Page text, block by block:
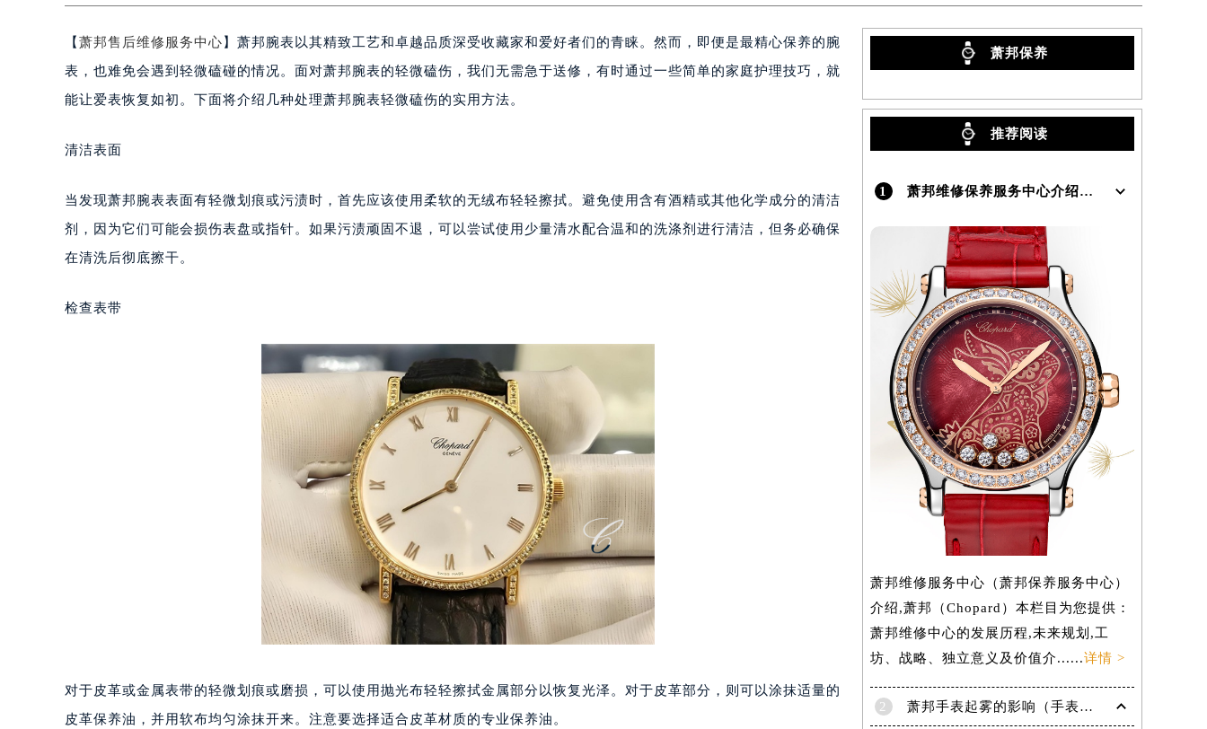
杭州市上城区钱江路1366号华润大厦写字楼A座5层503-5室（需提前预约）
金华市金东区东市南街777号金华万达广场写字楼4号楼22层2209室（需提前预约）
南昌市红谷滩新区红谷中大道998号绿地双子塔（中央广场）A1座办公楼14层07室（需提前预约）
深圳市罗湖区深南东路5001号华润大厦写字楼17层1701室（需提前预约）
惠州市惠城区江北文昌一路7号华贸大厦写字楼1座30层05室（需提前预约）
厦门市思明区湖滨东路95号华润大厦写字楼B座11层1104室（需提前预约）
长沙市芙蓉区定王台街道建湘路393号世茂环球金融中心写字楼（芙蓉广场）10层13室（需提前预约）
郑州市二七区铭功路10号华润大厦写字楼29层2905室（需提前预约）
太原市迎泽区解放路15号亨得利名表服务中心（品牌授权店）3层整层（需提前预约）
沈阳市沈河区中街路137号亨得利名表服务中心（品牌授权店）1层整层（需提前预约）
沈阳市沈河区中街路83号亨得利名表服务中心（品牌授权店）1层整层（需提前预约）
乌鲁木齐市天山区红山路26号时代广场（CCMALL）C座17层17-B（需提前预约）
温州市鹿城区锦绣路1067号置信广场10层1015室（需提前预约）
哈尔滨市道里区友谊西路600号富力中心T2座写字楼29层03室（需提前预约）
大连市中山区人民路15号国际金融大厦7层G室（需提前预约）
佛山市禅城区季华五路57号万科金融中心C座12层1205室（需提前预约）
东莞市东城街道鸿福东路1号民盈国贸中心T1写字楼9层907室（需提前预约）
无锡市梁溪区人民中路139号恒隆广场写字楼1座11层1104室（需提前预约）
苏州市苏州工业园区星港街199号苏州中心办公楼C座22层08室（需提前预约）
武汉市江汉区解放大道686号世界贸易大厦38层09室（需提前预约）
【萧邦售后维修服务中心】萧邦腕表以其精致工艺和卓越品质深受收藏家和爱好者们的青睐。然而，即便是最精心保养的腕
表，也难免会遇到轻微磕碰的情况。面对萧邦腕表的轻微磕伤，我们无需急于送修，有时通过一些简单的家庭护理技巧，就
能让爱表恢复如初。下面将介绍几种处理萧邦腕表轻微磕伤的实用方法。
清洁表面
当发现萧邦腕表表面有轻微划痕或污渍时，首先应该使用柔软的无绒布轻轻擦拭。避免使用含有酒精或其他化学成分的清洁
剂，因为它们可能会损伤表盘或指针。如果污渍顽固不退，可以尝试使用少量清水配合温和的洗涤剂进行清洁，但务必确保
在清洗后彻底擦干。
检查表带
对于皮革或金属表带的轻微划痕或磨损，可以使用抛光布轻轻擦拭金属部分以恢复光泽。对于皮革部分，则可以涂抹适量的
皮革保养油，并用软布均匀涂抹开来。注意要选择适合皮革材质的专业保养油。
萧邦保养
推荐阅读
1 萧邦维修保养服务中心介绍 | Chopard
萧邦维修服务中心（萧邦保养服务中心）
介绍,萧邦（Chopard）本栏目为您提供：
萧邦维修中心的发展历程,未来规划,工
坊、战略、独立意义及价值介......详情 >
2 萧邦手表起雾的影响（手表起雾维护建议）